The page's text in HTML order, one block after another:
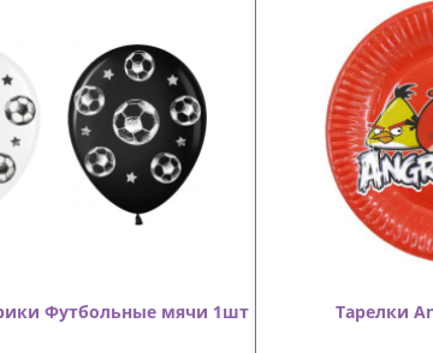
Футбольные мячи 1шт Тарелки